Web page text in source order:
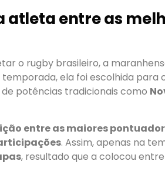
atleta entre as
o rugby brasileiro, a
ela foi escolhida para
potências tradicionais como
entre as maiores
. Assim, apenas na
, resultado que a colocou